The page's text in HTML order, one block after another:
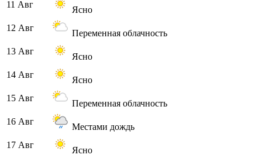
11 Авг
Ясно
12 Авг
Переменная облачность
13 Авг
Ясно
14 Авг
Ясно
15 Авг
Переменная облачность
16 Авг
Местами дождь
17 Авг
Ясно